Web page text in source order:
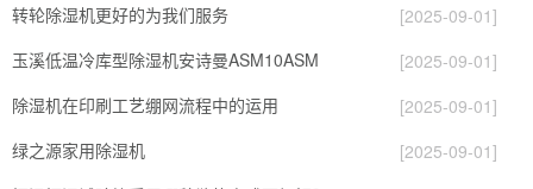
转轮除湿机更好的为我们服务
[2025-09-01]
玉溪低温冷库型除湿机安诗曼ASM10ASM
[2025-09-01]
除湿机在印刷工艺绷网流程中的运用
[2025-09-01]
绿之源家用除湿机
[2025-09-01]